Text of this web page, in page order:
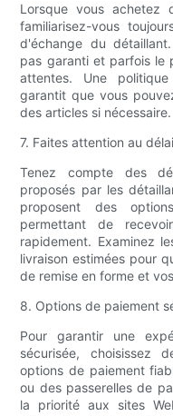
Lorsque vous achetez
familiarisez-vous
d'échange du
pas garanti et parfois le
attentes. Une
garantit que vous
des articles si nécessaire.
7. Faites attention au
Tenez compte des
proposés par les
proposent des
permettant de
rapidement. Examinez
livraison estimées pour
de remise en forme et
8. Options de paiement
Pour garantir une
sécurisée, choisissez
options de paiement
ou des passerelles de
la priorité aux sites